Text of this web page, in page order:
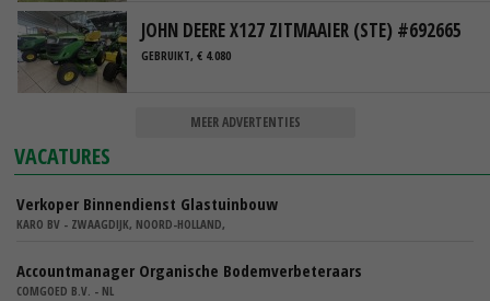
JOHN DEERE X127 ZITMAAIER (STE) #692665
GEBRUIKT, € 4.080
MEER ADVERTENTIES
VACATURES
Verkoper Binnendienst Glastuinbouw
KARO BV - ZWAAGDIJK, NOORD-HOLLAND,
Accountmanager Organische Bodemverbeteraars
COMGOED B.V. - NL